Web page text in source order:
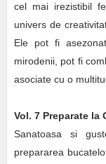
cel mai irezistibil
univers de
Ele pot fi
mirodenii, pot fi
asociate cu o
Vol. 7 Preparate la
Sanatoasa si
prepararea